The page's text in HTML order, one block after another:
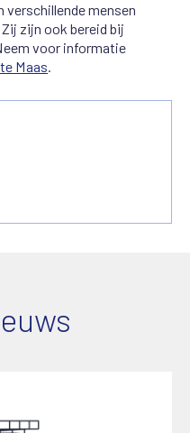
verschillende mensen
zijn ook bereid bij
voor informatie
Maas.